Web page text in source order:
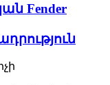
Fender